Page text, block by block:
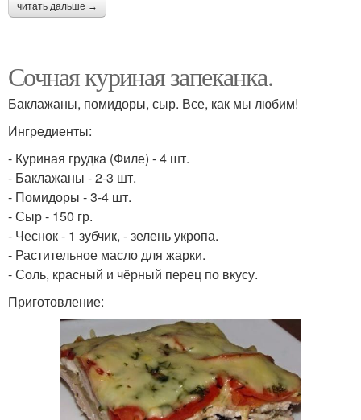
читать дальше →
Сочная куриная запеканка.
Баклажаны, помидоры, сыр. Все, как мы любим!
Ингредиенты:
- Куриная грудка (Филе) - 4 шт.
- Баклажаны - 2-3 шт.
- Помидоры - 3-4 шт.
- Сыр - 150 гр.
- Чеснок - 1 зубчик, - зелень укропа.
- Растительное масло для жарки.
- Соль, красный и чёрный перец по вкусу.
Приготовление: